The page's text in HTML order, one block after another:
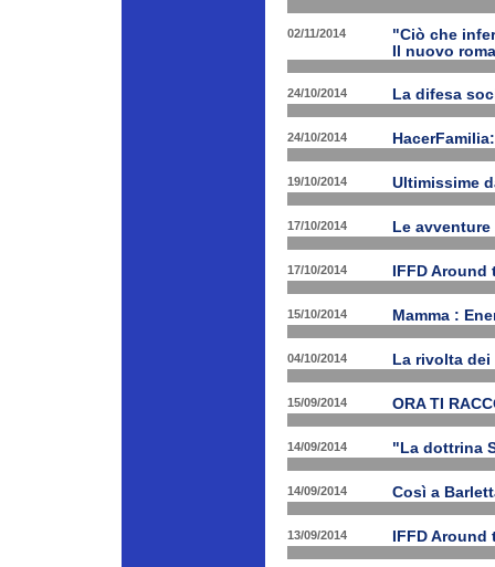
02/11/2014
"Ciò che
Il nuovo
24/10/2014 La difesa
24/10/2014
19/10/2014 Ultimissime
17/10/2014 Le
17/10/2014 IFFD
15/10/2014 Mamma :
04/10/2014 La rivolta
15/09/2014 ORA TI
14/09/2014 "La dottrina
14/09/2014 Così a
13/09/2014 IFFD